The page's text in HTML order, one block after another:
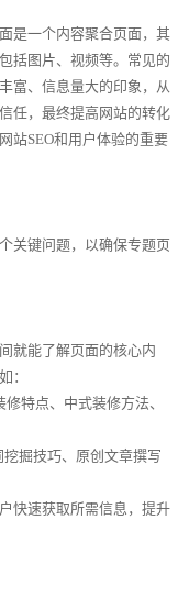
是一个内容聚合页面，其
括图片、视频等。常见的
富、信息量大的印象，从
任，最终提高网站的转化
站SEO和用户体验的重要
关键问题，以确保专题页
就能了解页面的核心内
：
特点、中式装修方法、
掘技巧、原创文章撰写
快速获取所需信息，提升